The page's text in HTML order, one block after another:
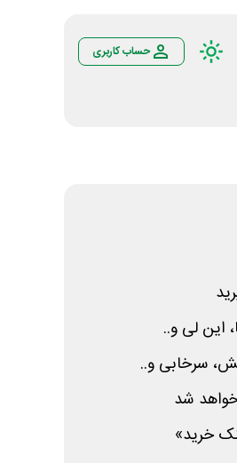
حساب کاربری
این لی و..
سرخابی و..
خواهد شد
خرید»